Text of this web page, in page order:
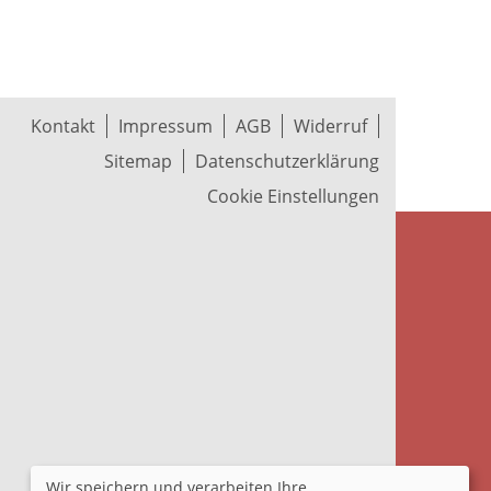
Kontakt Impressum AGB
Widerruf
Sitemap
Datenschutzerklärung
Cookie Einstellungen